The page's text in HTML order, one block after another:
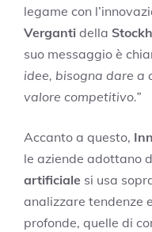
legame con
Verganti della
suo messaggio è
idee, bisogna dare a
valore competitivo.”
Accanto a questo,
le aziende adottano
artificiale si usa
analizzare tendenze
profonde, quelle di